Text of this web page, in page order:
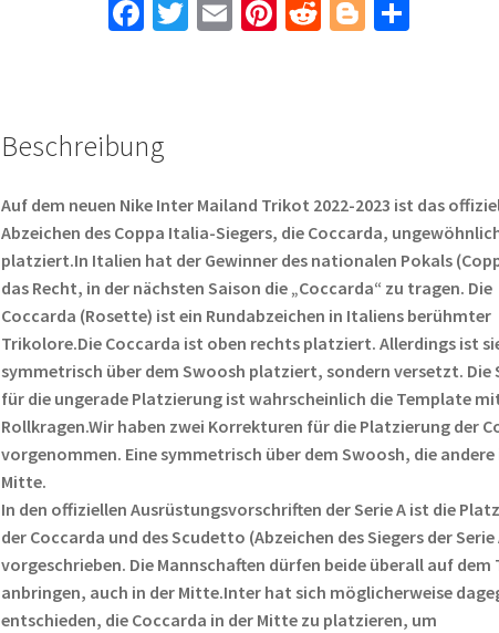
KurzeFa
o
k
T E Pi R Bl T
Beschreibung
Auf dem neuen Nike Inter Mailand Trikot 2022-2023 ist das
Abzeichen des Coppa Italia-Siegers, die Coccarda,
platziert.In Italien hat der Gewinner des nationalen Pokals
das Recht, in der nächsten Saison die „Coccarda“ zu tragen. Die
Coccarda (Rosette) ist ein Rundabzeichen in Italiens berühmter
Trikolore.Die Coccarda ist oben rechts platziert. Allerdings ist
symmetrisch über dem Swoosh platziert, sondern versetzt. Die
für die ungerade Platzierung ist wahrscheinlich die Template
Rollkragen.Wir haben zwei Korrekturen für die Platzierung der
vorgenommen. Eine symmetrisch über dem Swoosh, die andere
Mitte.
In den offiziellen Ausrüstungsvorschriften der Serie A ist die
der Coccarda und des Scudetto (Abzeichen des Siegers der
vorgeschrieben. Die Mannschaften dürfen beide überall auf dem
anbringen, auch in der Mitte.Inter hat sich möglicherweise
entschieden, die Coccarda in der Mitte zu platzieren, um